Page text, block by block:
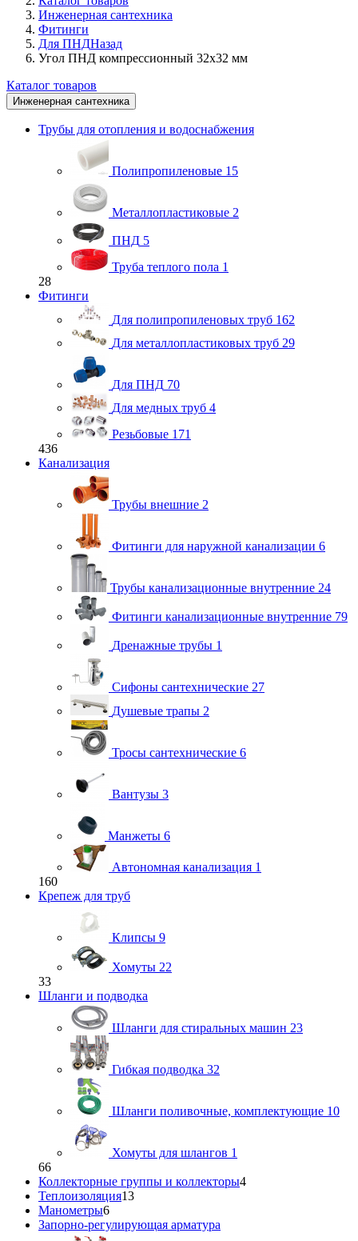
Инженерная сантехника
Фитинги
Для ПНДНазад
Угол ПНД компрессионный 32х32 мм
Каталог товаров
Инженерная сантехника
Трубы для отопления и водоснабжения
Полипропиленовые 15
Металлопластиковые 2
ПНД 5
Труба теплого пола 1
28
Фитинги
Для полипропиленовых труб 162
Для металлопластиковых труб 29
Для ПНД 70
Для медных труб 4
Резьбовые 171
436
Канализация
Трубы внешние 2
Фитинги для наружной канализации 6
Трубы канализационные внутренние 24
Фитинги канализационные внутренние 79
Дренажные трубы 1
Сифоны сантехнические 27
Душевые трапы 2
Тросы сантехнические 6
Вантузы 3
Манжеты 6
Автономная канализация 1
160
Крепеж для труб
Клипсы 9
Хомуты 22
33
Шланги и подводка
Шланги для стиральных машин 23
Гибкая подводка 32
Шланги поливочные, комплектующие 10
Хомуты для шлангов 1
66
Коллекторные группы и коллекторы4
Теплоизоляция13
Манометры6
Запорно-регулирующая арматура